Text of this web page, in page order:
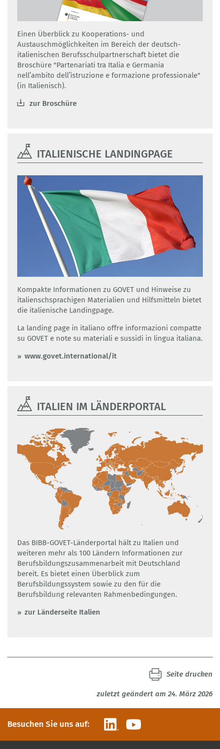
Einen Überblick zu Kooperations- und
Austauschmöglichkeiten im Bereich der deutsch-
italienischen Berufsschulpartnerschaft bietet die
Broschüre "Partenariati tra Italia e Germania
nell’ambito dell’istruzione e formazione professionale"
(in Italienisch).
zur Broschüre
ITALIENISCHE LANDINGPAGE
Kompakte Informationen zu GOVET und Hinweise zu
italienschsprachigen Materialien und Hilfsmitteln bietet
die italienische Landingpage.
La landing page in italiano offre informazioni compatte
su GOVET e note su materiali e sussidi in lingua italiana.
www.govet.international/it
ITALIEN IM LÄNDERPORTAL
Das BIBB-GOVET-Länderportal hält zu Italien und
weiteren mehr als 100 Ländern Informationen zur
Berufsbildungszusammenarbeit mit Deutschland
bereit. Es bietet einen Überblick zum
Berufsbildungssystem sowie zu den für die
Berufsbildung relevanten Rahmenbedingungen.
zur Länderseite Italien
zuletzt geändert am 24. März 2026
Seite drucken
Besuchen Sie uns auf: LinkedInYouTube